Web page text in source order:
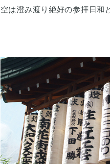
空は澄み渡り絶好の参拝日和